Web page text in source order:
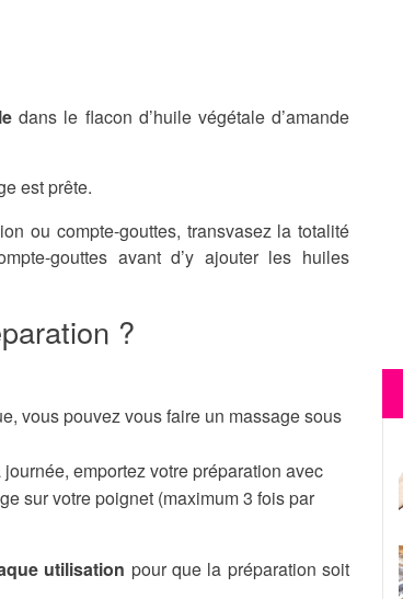
dans le flacon d’huile végétale d’amande
est prête.
ou compte-gouttes, transvasez la totalité
gouttes avant d’y ajouter les huiles
?
vous pouvez vous faire un massage sous
emportez votre préparation avec
sur votre poignet (maximum 3 fois par
utilisation pour que la préparation soit